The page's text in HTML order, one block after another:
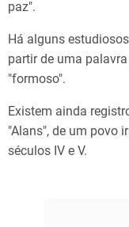
paz".
Há alguns
partir de uma
"formoso".
Existem ainda
"Alans", de um povo
séculos IV e V.